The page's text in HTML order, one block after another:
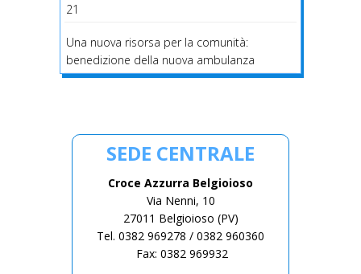
21
Una nuova risorsa per la comunità:
benedizione della nuova ambulanza
SEDE CENTRALE
Croce Azzurra Belgioioso
Via Nenni, 10
27011 Belgioioso (PV)
Tel. 0382 969278 / 0382 960360
Fax: 0382 969932